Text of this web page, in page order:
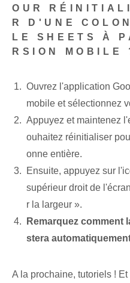
OUR
R D'UNE
LE SHEETS À
RSION MOBILE
Ouvrez l'application
mobile et sélectionnez
Appuyez et maintenez
ouhaitez réinitialiser
onne entière.
Ensuite, appuyez sur
supérieur droit de
r la largeur ».
Remarquez comment
stera
A la prochaine, tutoriels !